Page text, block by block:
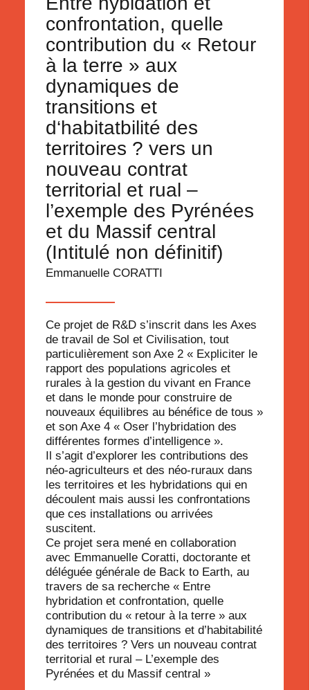
confrontation, quelle
contribution du « Retour
à la terre » aux
dynamiques de
transitions et
d‘habitatbilité des
territoires ? vers un
nouveau contrat
territorial et rual –
l’exemple des Pyrénées
et du Massif central
(Intitulé non définitif)
Emmanuelle CORATTI
Ce projet de R&D s’inscrit dans les Axes
de travail de Sol et Civilisation, tout
particulièrement son Axe 2 « Expliciter le
rapport des populations agricoles et
rurales à la gestion du vivant en France
et dans le monde pour construire de
nouveaux équilibres au bénéfice de tous »
et son Axe 4 « Oser l’hybridation des
différentes formes d’intelligence ».
Il s’agit d’explorer les contributions des
néo-agriculteurs et des néo-ruraux dans
les territoires et les hybridations qui en
découlent mais aussi les confrontations
que ces installations ou arrivées
suscitent.
Ce projet sera mené en collaboration
avec Emmanuelle Coratti, doctorante et
déléguée générale de Back to Earth, au
travers de sa recherche « Entre
hybridation et confrontation, quelle
contribution du « retour à la terre » aux
dynamiques de transitions et d’habitabilité
des territoires ? Vers un nouveau contrat
territorial et rural – L’exemple des
Pyrénées et du Massif central »